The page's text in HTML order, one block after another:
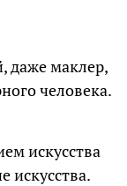
даже маклер,
человека.
искусства
искусства.